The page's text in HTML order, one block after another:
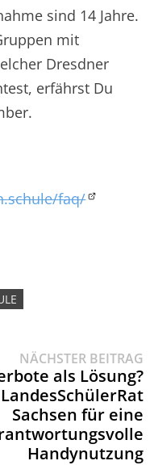
sind 14 Jahre.
mit
Dresdner
erfährst Du
faq/
NÄCHSTER BEITRAG
als Lösung?
LandesSchülerRat
Sachsen für eine
Handynutzung